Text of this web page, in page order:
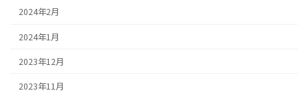
2024年2月
2024年1月
2023年12月
2023年11月